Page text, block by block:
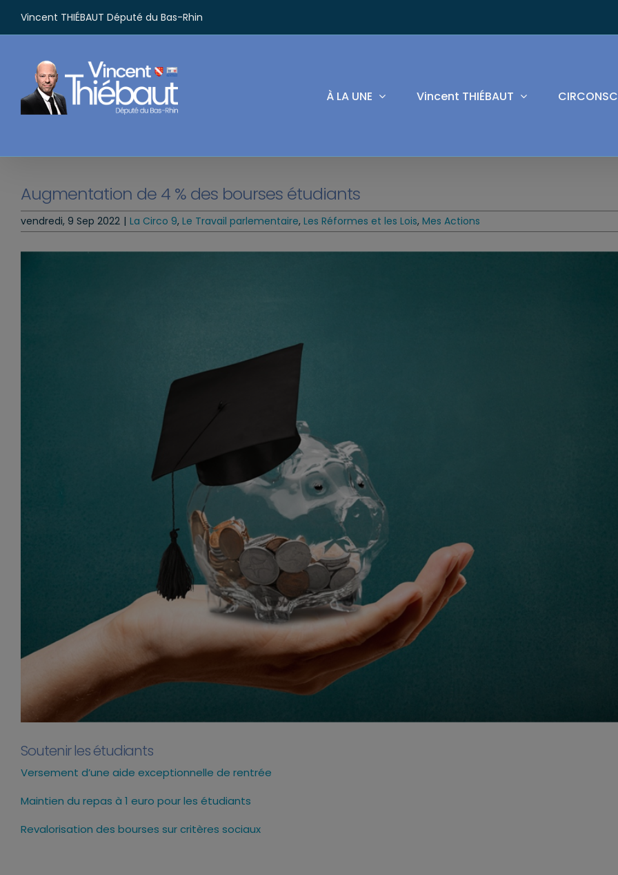
contenu
Vincent THIÉBAUT Député du Bas-Rhin
À LA UNE Vincent THIÉBAUT
Augmentation de 4 % des bourses étudiants
vendredi, 9 Sep 2022 | La Circo 9, Le Travail parlementaire, Les Réformes et les Lois, Mes Actions
Soutenir les étudiants
Versement d’une aide exceptionnelle de rentrée
Maintien du repas à 1 euro pour les étudiants
Revalorisation des bourses sur critères sociaux